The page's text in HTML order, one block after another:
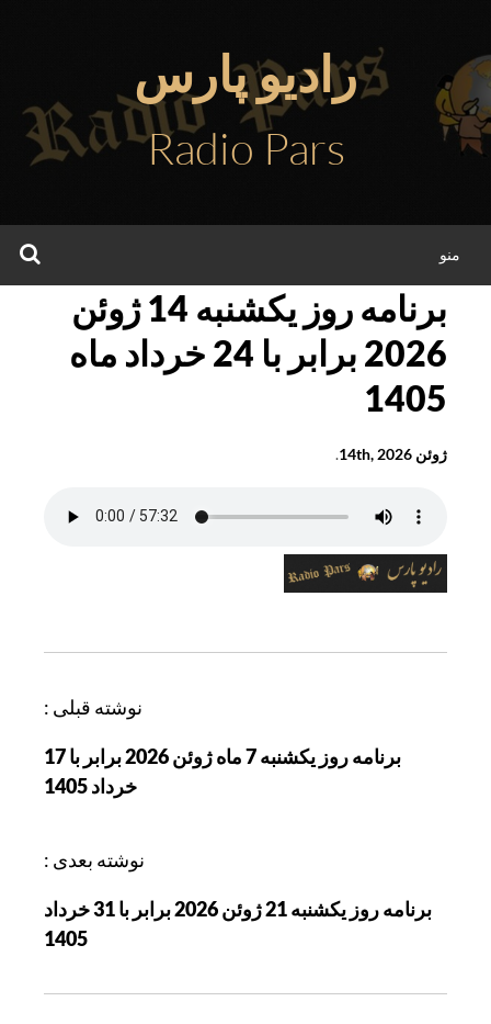
محتوا
رادیو پارس
Radio Pars
منو
برنامه روز یکشنبه 14 ژوئن
2026 برابر با 24 خرداد ماه
1405
ژوئن 14th, 2026 .
ه
نوشته قبلی :
برنامه روز یکشنبه 7 ماه ژوئن 2026 برابر با 17
خرداد 1405
نوشته بعدی :
برنامه روز یکشنبه 21 ژوئن 2026 برابر با 31 خرداد
1405